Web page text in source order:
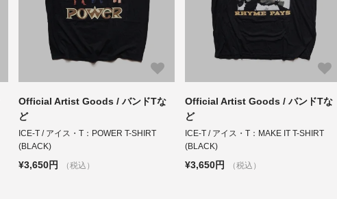
Official Artist Goods / バンドTな
ど
ICE-T / アイス・T：POWER T-SHIRT
(BLACK)
¥3,650円 （税込）
Official Artist Goods / バンドTな
ど
ICE-T / アイス・T：MAKE IT T-SHIRT
(BLACK)
¥3,650円 （税込）